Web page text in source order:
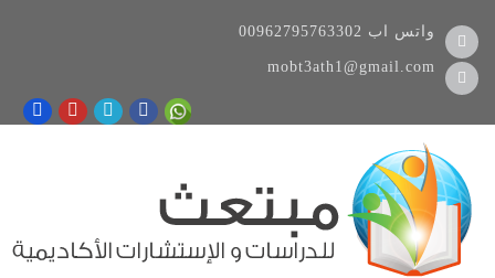
00962795763302 واتس اب
mobt3ath1@gmail.com